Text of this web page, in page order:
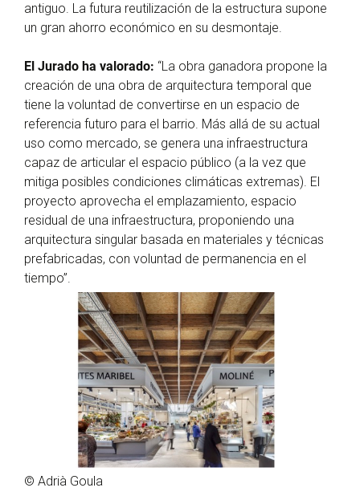
antiguo. La futura reutilización de la estructura supone
un gran ahorro económico en su desmontaje.
El Jurado ha valorado: “La obra ganadora propone la
creación de una obra de arquitectura temporal que
tiene la voluntad de convertirse en un espacio de
referencia futuro para el barrio. Más allá de su actual
uso como mercado, se genera una infraestructura
capaz de articular el espacio público (a la vez que
mitiga posibles condiciones climáticas extremas). El
proyecto aprovecha el emplazamiento, espacio
residual de una infraestructura, proponiendo una
arquitectura singular basada en materiales y técnicas
prefabricadas, con voluntad de permanencia en el
tiempo”.
© Adrià Goula